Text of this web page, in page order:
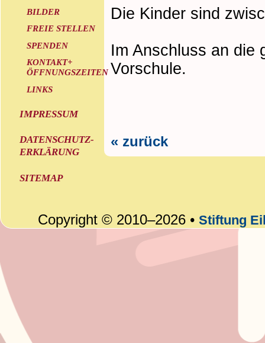
BILDER
FREIE STELLEN
SPENDEN
KONTAKT+
ÖFFNUNGSZEITEN
LINKS
IMPRESSUM
DATENSCHUTZ-
ERKLÄRUNG
SITEMAP
Die Kinder sind
Im Anschluss an die
Vorschule.
« zurück
Copyright © 2010–2026 •Stiftung